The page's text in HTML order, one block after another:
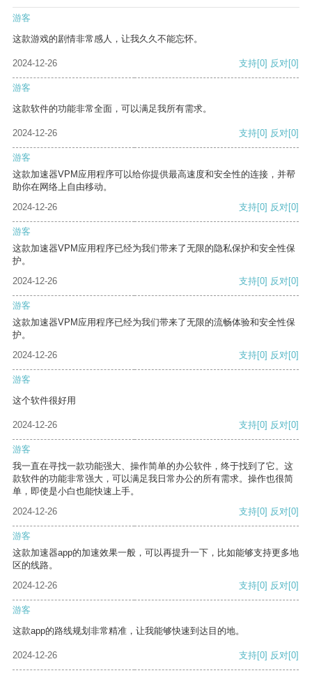
游客
这款游戏的剧情非常感人，让我久久不能忘怀。
2024-12-26 支持[0] 反对[0]
游客
这款软件的功能非常全面，可以满足我所有需求。
2024-12-26 支持[0] 反对[0]
游客
这款加速器VPM应用程序可以给你提供最高速度和安全性的连接，并帮
助你在网络上自由移动。
2024-12-26
支持[0] 反对[0]
游客
这款加速器VPM应用程序已经为我们带来了无限的隐私保护和安全性保
护。
2024-12-26
支持[0] 反对[0]
游客
这款加速器VPM应用程序已经为我们带来了无限的流畅体验和安全性保
护。
2024-12-26
支持[0] 反对[0]
游客
这个软件很好用
2024-12-26 支持[0] 反对[0]
游客
我一直在寻找一款功能强大、操作简单的办公软件，终于找到了它。这
款软件的功能非常强大，可以满足我日常办公的所有需求。操作也很简
单，即使是小白也能快速上手。
2024-12-26
支持[0] 反对[0]
游客
这款加速器app的加速效果一般，可以再提升一下，比如能够支持更多地
区的线路。
2024-12-26
支持[0] 反对[0]
游客
这款app的路线规划非常精准，让我能够快速到达目的地。
2024-12-26 支持[0] 反对[0]